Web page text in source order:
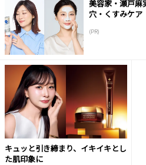
美容家・瀬戸麻
穴・くすみケア
(PR)
キュッと引き締まり、イキイキとし
た肌印象に